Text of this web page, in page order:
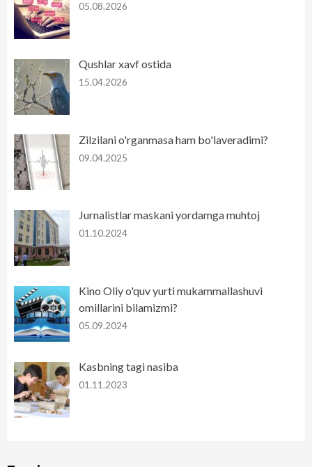
05.08.2026
Qushlar xavf ostida
15.04.2026
Zilzilani o'rganmasa ham bo'laveradimi?
09.04.2025
Jurnalistlar maskani yordamga muhtoj
01.10.2024
Kino Oliy o'quv yurti mukammallashuvi
omillarini bilamizmi?
05.09.2024
Kasbning tagi nasiba
01.11.2023